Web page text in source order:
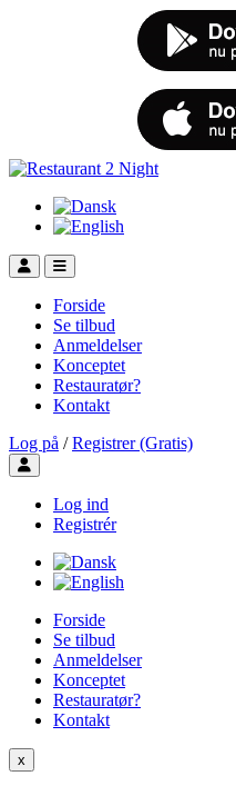
Forside
Se tilbud
Anmeldelser
Konceptet
Restauratør?
Kontakt
Log på / Registrer (Gratis)
Toggle user menu
Log ind
Registrér
Forside
Se tilbud
Anmeldelser
Konceptet
Restauratør?
Kontakt
x